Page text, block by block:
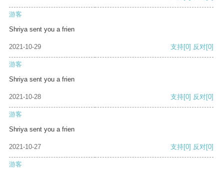
游客
Shriya sent you a frien
2021-10-29 支持[0] 反对[0]
游客
Shriya sent you a frien
2021-10-28 支持[0] 反对[0]
游客
Shriya sent you a frien
2021-10-27 支持[0] 反对[0]
游客